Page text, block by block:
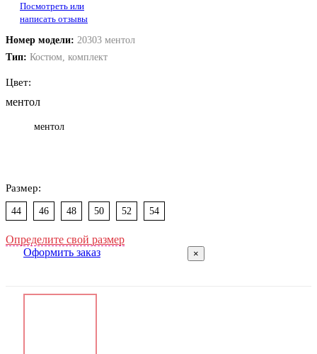
Посмотреть или
написать отзывы
Номер модели: 20303 ментол
Тип: Костюм, комплект
Цвет:
ментол
ментол
Размер:
44 46 48 50 52 54
Определите свой размер
Оформить заказ
×